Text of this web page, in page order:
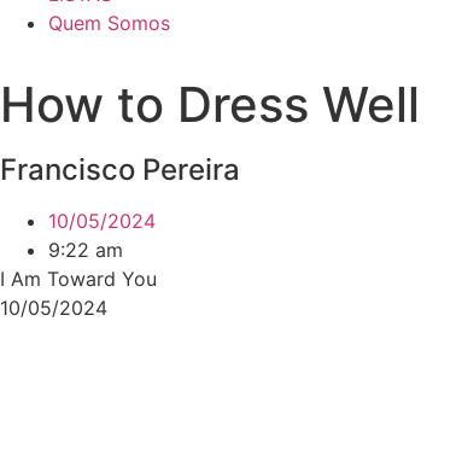
Quem Somos
How to Dress Well
Francisco Pereira
10/05/2024
9:22 am
I Am Toward You
10/05/2024